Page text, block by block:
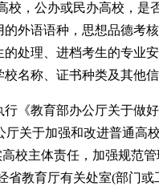
校，公办或民办高校，
外语语种，思想品德考
处理、进档考生的专业
名称、证书种类及其他
《教育部办公厅关于做
厅关于加强和改进普通高
高校主体责任，加强规范
省教育厅有关处室(部门或